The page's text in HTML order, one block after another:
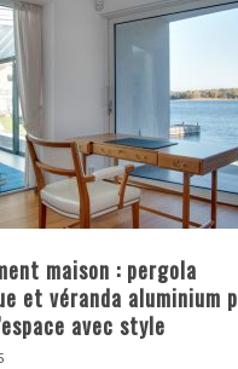
maison : pergola
et véranda aluminium
avec style